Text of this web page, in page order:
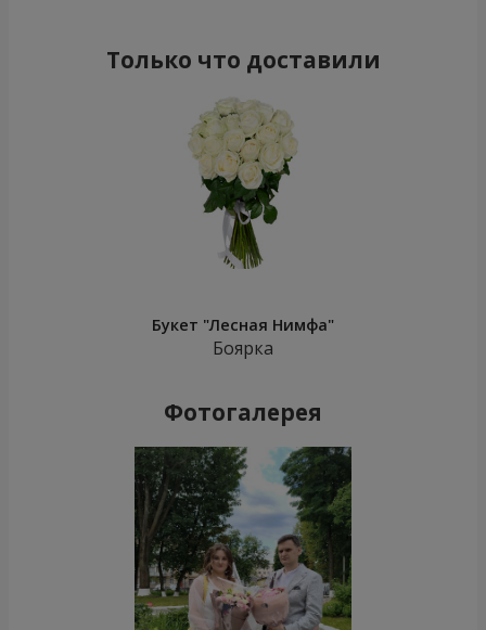
Только что доставили
Букет "Лесная Нимфа"
Боярка
Фотогалерея